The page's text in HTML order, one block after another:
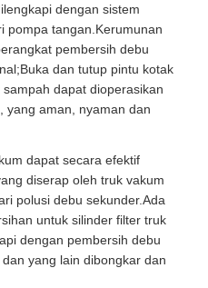
dengan sistem
pompa tangan.Kerumunan
pembersih debu
dan tutup pintu kotak
dapat dioperasikan
yang aman, nyaman dan
dapat secara efektif
diserap oleh truk vakum
polusi debu sekunder.Ada
untuk silinder filter truk
dengan pembersih debu
yang lain dibongkar dan